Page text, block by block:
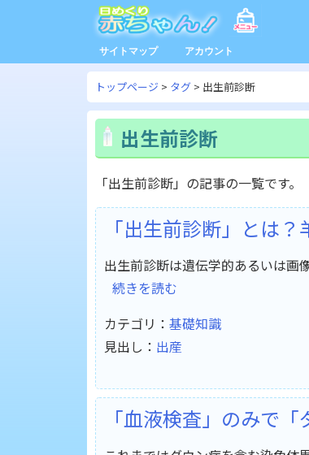
サイトマップ アカウント
トップページ タグ 出生前診断
出生前診断
「出生前診断」の記事の一覧です。
「出生前診断」とは
出生前診断は遺伝学的あるいは画
続きを読む
カテゴリ： 基礎知識
見出し： 出産
「血液検査」のみで